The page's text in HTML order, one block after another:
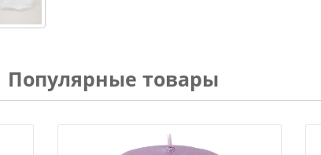
Популярные товары